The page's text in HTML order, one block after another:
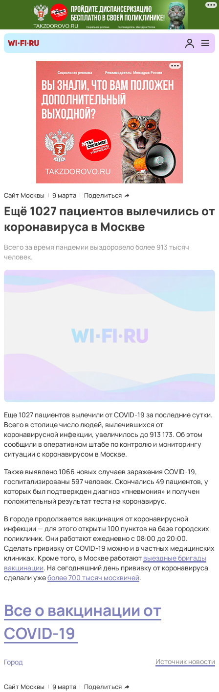
Сайт Москвы 9 марта Поделиться
Ещё 1027 пациентов вылечились от
коронавируса в Москве
Всего за время пандемии выздоровело более 913 тысяч
человек.
Еще 1027 пациентов вылечили от COVID-19 за последние сутки.
Всего в столице число людей, вылечившихся от
коронавирусной инфекции, увеличилось до 913 173. Об этом
сообщили в оперативном штабе по контролю и мониторингу
ситуации с коронавирусом в Москве.
Также выявлено 1066 новых случаев заражения COVID-19,
госпитализированы 597 человек. Скончались 49 пациентов, у
которых был подтвержден диагноз «пневмония» и получен
положительный результат теста на коронавирус.
В городе продолжается вакцинация от коронавирусной
инфекции — для этого открыты 100 пунктов на базе городских
поликлиник. Они работают ежедневно с 08:00 до 20:00.
Сделать прививку от COVID-19 можно и в частных медицинских
клиниках. Кроме того, в Москве работают выездные бригады
вакцинации. На сегодняшний день прививку от коронавируса
сделали ужеболее 700 тысяч москвичей.
Все о вакцинации от
COVID-19
Город Источник новости
Сайт Москвы 9 марта Поделиться